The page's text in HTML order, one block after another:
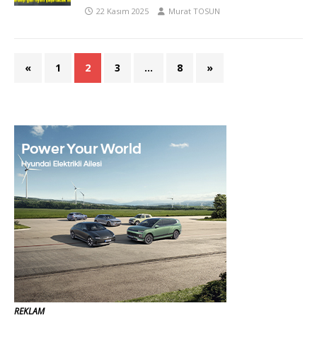
22 Kasım 2025 Murat TOSUN
« 1 2 3 … 8 »
REKLAM